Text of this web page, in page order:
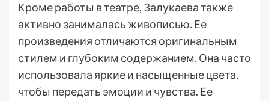
Кроме работы в театре, Залукаева также
активно занималась живописью. Ее
произведения отличаются оригинальным
стилем и глубоким содержанием. Она часто
использовала яркие и насыщенные цвета,
чтобы передать эмоции и чувства. Ее